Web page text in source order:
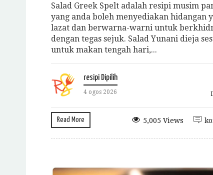
Salad Greek Spelt adalah resipi musim
yang anda boleh menyediakan hidangan
lazat dan berwarna-warni untuk
dengan tegas sejuk. Salad Yunani dieja
untuk makan tengah hari,...
resipi Dipilih
4 ogos 2026
Read More 5,005 Views